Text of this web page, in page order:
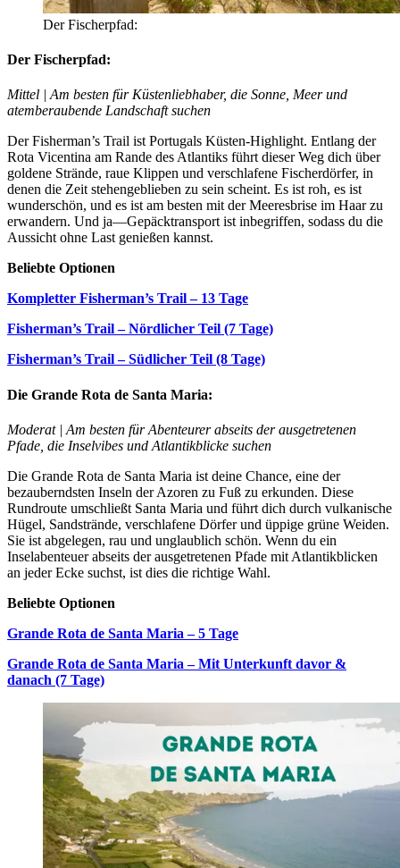
Der Fischerpfad:
Der Fischerpfad:
Mittel | Am besten für Küstenliebhaber, die Sonne, Meer und
atemberaubende Landschaft suchen
Der Fisherman’s Trail ist Portugals Küsten-Highlight. Entlang der
Rota Vicentina am Rande des Atlantiks führt dieser Weg dich über
goldene Strände, raue Klippen und verschlafene Fischerdörfer, in
denen die Zeit stehengeblieben zu sein scheint. Es ist roh, es ist
wunderschön, und es ist am besten mit der Meeresbrise im Haar zu
erwandern. Und ja—Gepäcktransport ist inbegriffen, sodass du die
Aussicht ohne Last genießen kannst.
Beliebte Optionen
Kompletter Fisherman’s Trail – 13 Tage
Fisherman’s Trail – Nördlicher Teil (7 Tage)
Fisherman’s Trail – Südlicher Teil (8 Tage)
Die Grande Rota de Santa Maria:
Moderat | Am besten für Abenteurer abseits der ausgetretenen
Pfade, die Inselvibes und Atlantikblicke suchen
Die Grande Rota de Santa Maria ist deine Chance, eine der
bezauberndsten Inseln der Azoren zu Fuß zu erkunden. Diese
Rundroute umschließt Santa Maria und führt dich durch vulkanische
Hügel, Sandstrände, verschlafene Dörfer und üppige grüne Weiden.
Sie ist abgelegen, rau und unglaublich schön. Wenn du ein
Inselabenteuer abseits der ausgetretenen Pfade mit Atlantikblicken
an jeder Ecke suchst, ist dies die richtige Wahl.
Beliebte Optionen
Grande Rota de Santa Maria – 5 Tage
Grande Rota de Santa Maria – Mit Unterkunft davor &
danach (7 Tage)